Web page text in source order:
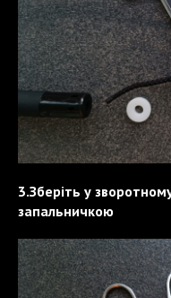
3.Зберіть у
запальничкою